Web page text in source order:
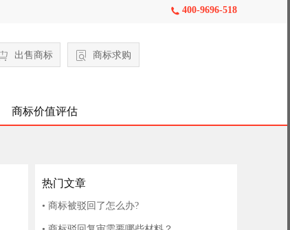
 400-9696-518
出售商标 商标求购
商标价值评估
热门文章
• 商标被驳回了怎么办?